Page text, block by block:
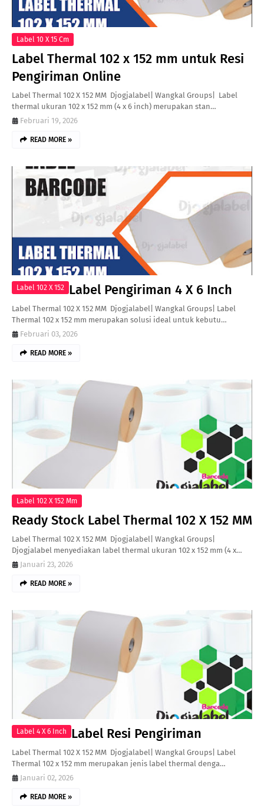
Label 10 X 15 Cm
Label Thermal 102 x 152 mm untuk Resi
Pengiriman Online
Label Thermal 102 X 152 MM Djogjalabel| Wangkal Groups| Label
thermal ukuran 102 x 152 mm (4 x 6 inch) merupakan stan…
Februari 19, 2026
READ MORE »
Label 102 X 152 Label Pengiriman 4 X 6 Inch
Label Thermal 102 X 152 MM Djogjalabel| Wangkal Groups| Label
Thermal 102 x 152 mm merupakan solusi ideal untuk kebutu…
Februari 03, 2026
READ MORE »
Label 102 X 152 Mm
Ready Stock Label Thermal 102 X 152 MM
Label Thermal 102 X 152 MM Djogjalabel| Wangkal Groups|
Djogjalabel menyediakan label thermal ukuran 102 x 152 mm (4 x…
Januari 23, 2026
READ MORE »
Label 4 X 6 Inch Label Resi Pengiriman
Label Thermal 102 X 152 MM Djogjalabel| Wangkal Groups| Label
Thermal 102 x 152 mm merupakan jenis label thermal denga…
Januari 02, 2026
READ MORE »